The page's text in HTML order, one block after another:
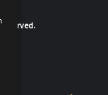
reserved.